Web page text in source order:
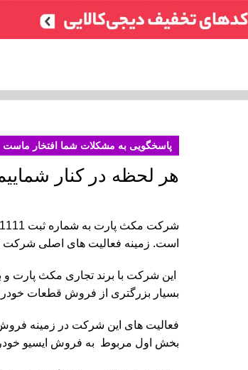
پاسخگویی به مشکلات شما افتخار ماست
هر لحظه در کنار
است. زمينه فعاليت هاى اصلى
این شرکت با برند تجاری مکث پارت و
بسیار بزرگتری از فروش قطعات
فعاليت هاى اين شرکت در زمينه
بخش اول مربوط به فروش ایسیو